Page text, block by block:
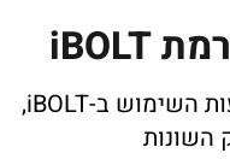
היקף חלקו הראשון של הפרויקט שהושלם מוערך בחצי מיליון שקל, באמצעות השימוש ב-iBOLT,